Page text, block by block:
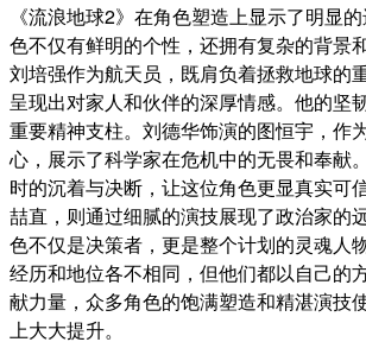
《流浪地球2》在角色塑造上显示了明显
色不仅有鲜明的个性，还拥有复杂的背景
刘培强作为航天员，既肩负着拯救地球的
呈现出对家人和伙伴的深厚情感。他的坚
重要精神支柱。刘德华饰演的图恒宇，作
心，展示了科学家在危机中的无畏和奉献
时的沉着与决断，让这位角色更显真实可
喆直，则通过细腻的演技展现了政治家的
色不仅是决策者，更是整个计划的灵魂人
经历和地位各不相同，但他们都以自己的
献力量，众多角色的饱满塑造和精湛演技
上大大提升。